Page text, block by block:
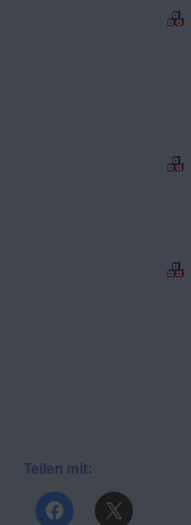
Teilen mit: